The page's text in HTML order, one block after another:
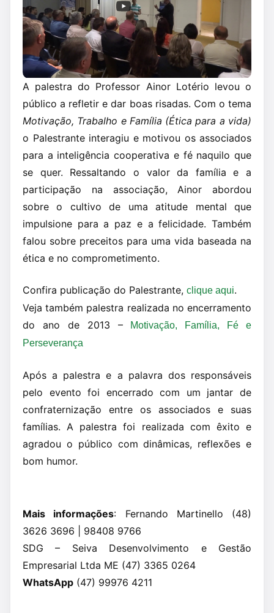
A palestra do Professor Ainor Lotério levou o
público a refletir e dar boas risadas. Com o tema
Motivação, Trabalho e Família (Ética para a vida)
o Palestrante interagiu e motivou os associados
para a inteligência cooperativa e fé naquilo que
se quer. Ressaltando o valor da família e a
participação na associação, Ainor abordou
sobre o cultivo de uma atitude mental que
impulsione para a paz e a felicidade. Também
falou sobre preceitos para uma vida baseada na
ética e no comprometimento.
Confira publicação do Palestrante, clique aqui.
Veja também palestra realizada no encerramento
do ano de 2013 –
Motivação, Família, Fé e
Perseverança
Após a palestra e a palavra dos responsáveis
pelo evento foi encerrado com um jantar de
confraternização entre os associados e suas
famílias. A palestra foi realizada com êxito e
agradou o público com dinâmicas, reflexões e
bom humor.
Mais informações: Fernando Martinello (48)
3626 3696 | 98408 9766
SDG – Seiva Desenvolvimento e Gestão
Empresarial Ltda ME (47) 3365 0264
WhatsApp (47) 99976 4211